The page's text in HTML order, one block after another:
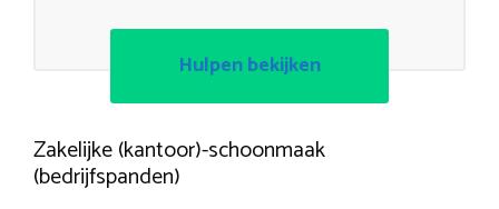
Hulpen bekijken
Zakelijke (kantoor)-schoonmaak
(bedrijfspanden)